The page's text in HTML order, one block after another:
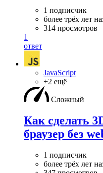
1 подписчик
более трёх лет
314 просмотров
1
ответ
JavaScript
+2 ещё
Сложный
Как сделать
браузер без
1 подписчик
более трёх лет